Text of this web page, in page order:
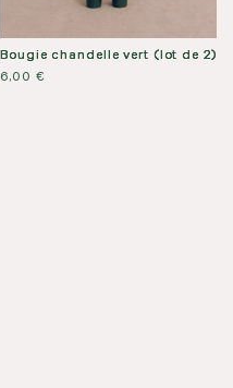
Bougie chandelle vert (lot de 2)
6,00 €